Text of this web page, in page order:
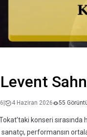
4 Haziran 2026 55
konseri
performansın